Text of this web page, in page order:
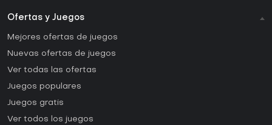
Ofertas y Juegos
Mejores ofertas de juegos
Nuevas ofertas de juegos
Ver todas las ofertas
Juegos populares
Juegos gratis
Ver todos los juegos